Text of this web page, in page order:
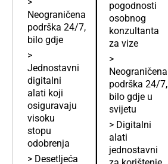
Neograničena
podrška 24/7,
bilo gdje
>
Jednostavni
digitalni
alati koji
osiguravaju
visoku
stopu
odobrenja
> Desetljeća
pogodnosti
osobnog
konzultanta
za vize
>
Neograničena
podrška 24/7,
bilo gdje u
svijetu
> Digitalni
alati
jednostavni